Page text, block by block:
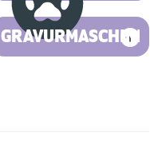
GRAVURMASCHINE